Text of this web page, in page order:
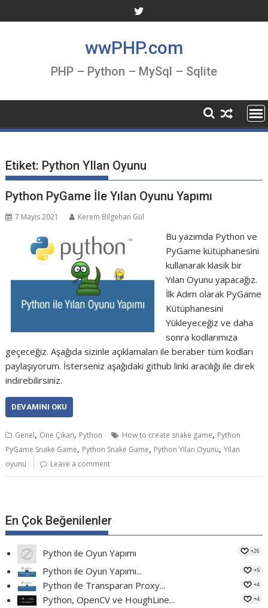
to
wwPHP.com
PHP – Python – MySql – Sqlite
Etiket: Python YIlan Oyunu
Python PyGame İle Yılan Oyunu Yapımı
7 Mayıs 2021 Kerem Bilgehan Gül
Bu yazımda Python ve
PyGame kütüphanesini
kullanarak klasik bir
Yılan Oyunu yapacağız.
İlk Adım olarak PyGame
Kütüphanesini
Yükleyeceğiz ve daha
sonra kodlarımıza
geçeceğiz. Aşağıda sizinle açıklamaları ile beraber tüm kodları
paylaşıyorum. İsterseniz aşağıdaki github linki aracılığı ile direk
indirebilirsiniz.
DEVAMINI OKU
Genel, Öne Çıkan, Python How to create snake game, Python
PyGame Snake Game, Python Snake Game, Python YIlan Oyunu,YIlan
oyunu
Leave a comment
En Çok Beğenilenler
Python ile Oyun Yapımı +26
Python ile Oyun Yapımı... +5
Python ile Transparan Proxy... +4
Python, OpenCV ve HoughLine... +4